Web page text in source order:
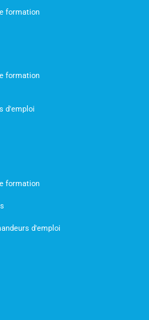
formation
formation
d'emploi
formation
d'emploi